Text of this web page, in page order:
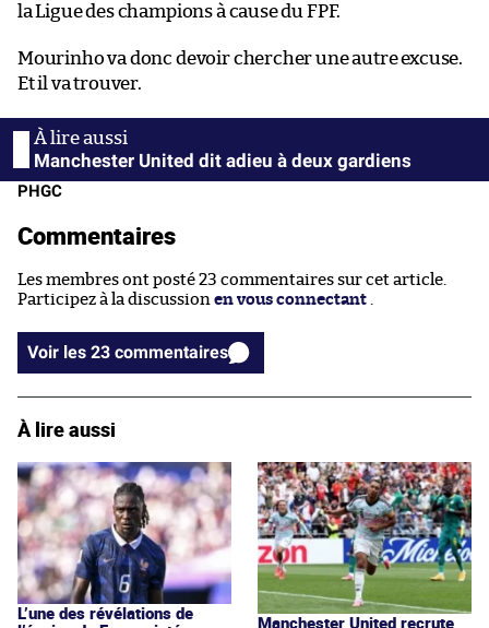
la Ligue des champions à cause du FPF.
Mourinho va donc devoir chercher une autre excuse.
Et il va trouver.
Manchester United dit adieu à deux gardiens
PHGC
Commentaires
Les membres ont posté 23 commentaires sur cet article.
Participez à la discussion en vous connectant .
Voir les 23 commentaires
À lire aussi
L’une des révélations de
Manchester United recrute